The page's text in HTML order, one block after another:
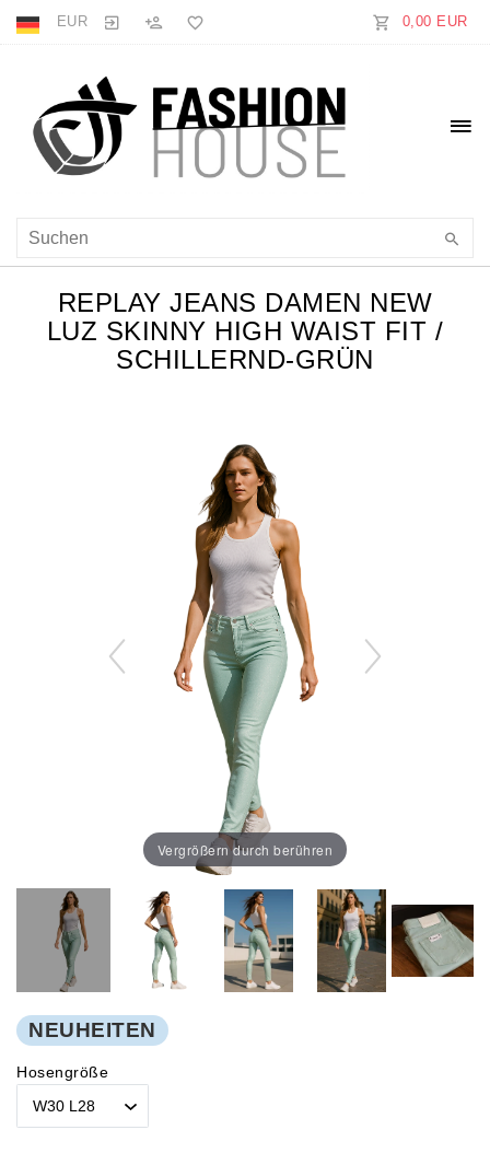
EUR 0,00 EUR
REPLAY JEANS DAMEN NEW
LUZ SKINNY HIGH WAIST FIT /
SCHILLERND-GRÜN
Vergrößern durch berühren
NEUHEITEN
Hosengröße